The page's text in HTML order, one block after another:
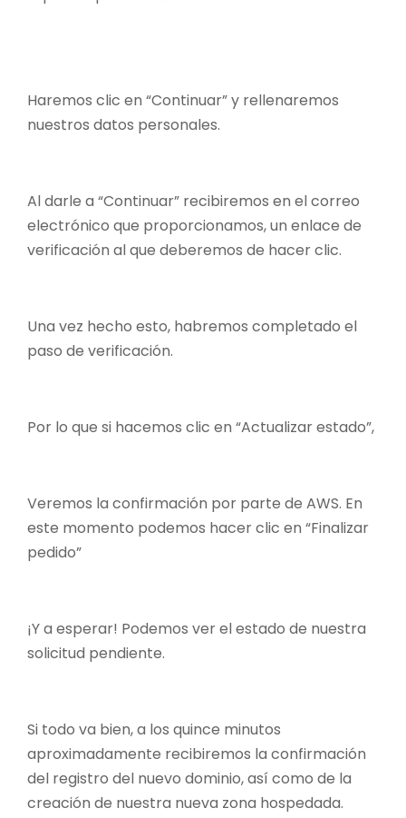
Haremos clic en “Continuar” y rellenaremos
nuestros datos personales.
Al darle a “Continuar” recibiremos en el correo
electrónico que proporcionamos, un enlace de
verificación al que deberemos de hacer clic.
Una vez hecho esto, habremos completado el
paso de verificación.
Por lo que si hacemos clic en “Actualizar estado”,
Veremos la confirmación por parte de AWS. En
este momento podemos hacer clic en “Finalizar
pedido”
¡Y a esperar! Podemos ver el estado de nuestra
solicitud pendiente.
Si todo va bien, a los quince minutos
aproximadamente recibiremos la confirmación
del registro del nuevo dominio, así como de la
creación de nuestra nueva zona hospedada.